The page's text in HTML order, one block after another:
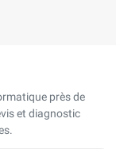
près de
et diagnostic